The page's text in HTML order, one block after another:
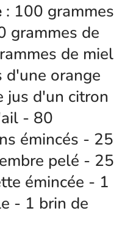
: 100 grammes
grammes de
de miel
d'une orange
jus d'un citron
- 80
émincés - 25
pelé - 25
émincée - 1
- 1 brin de